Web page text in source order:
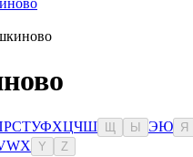
РСТУФХЦЧШ Ы ЭЮ Я
WX Y Z